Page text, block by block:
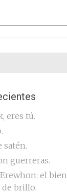
eres tú.
satén.
guerreras.
el
brillo.